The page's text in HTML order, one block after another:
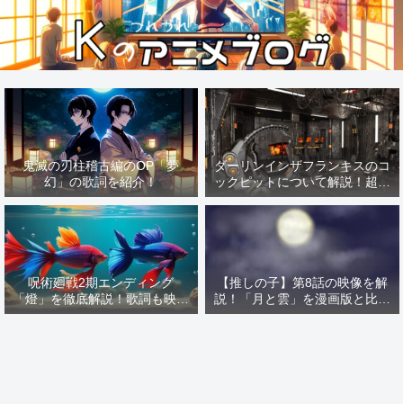
鬼滅の刃柱稽古編のOP「夢
幻」の歌詞を紹介！
ダーリンインザフランキスのコ
ックピットについて解説！超有
名な「あの作品」の影響を解
説！
呪術廻戦2期エンディング
「燈」を徹底解説！歌詞も映像
も解説しちゃいます！
【推しの子】第8話の映像を解
説！「月と雲」を漫画版と比較
すればMEMの憧れが見える！